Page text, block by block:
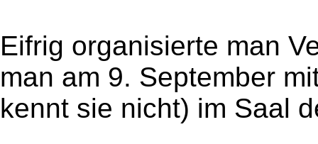
Eifrig organisierte man
man am 9. September
kennt sie nicht) im Saal